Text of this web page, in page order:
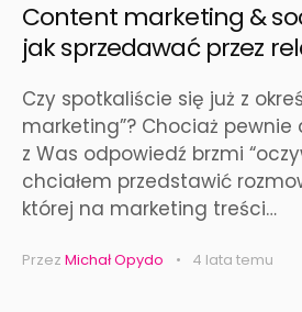
Content marketing &
jak sprzedawać przez
Czy spotkaliście się już z
marketing”? Chociaż pewnie
z Was odpowiedź brzmi
chciałem przedstawić
której na marketing treści…
Przez Michał Opydo 4 lata temu